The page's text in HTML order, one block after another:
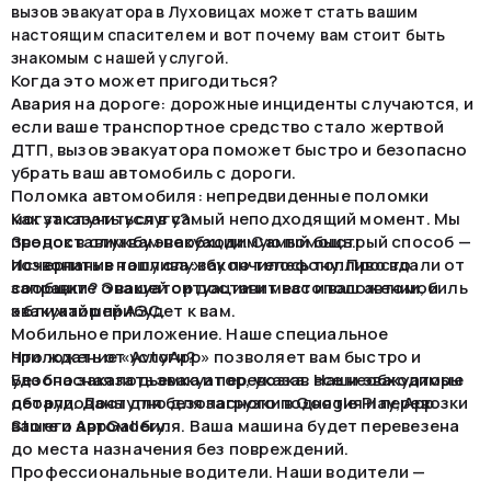
вызов эвакуатора в Луховицах может стать вашим
настоящим спасителем и вот почему вам стоит быть
знакомым с нашей услугой.
Когда это может пригодиться?
Авария на дороге: дорожные инциденты случаются, и
если ваше транспортное средство стало жертвой
ДТП, вызов эвакуатора поможет быстро и безопасно
убрать ваш автомобиль с дороги.
Поломка автомобиля: непредвиденные поломки
могут случиться в самый неподходящий момент. Мы
предоставим вам необходимую помощь.
Исчерпание топлива: закончилось топливо вдали от
заправки? Эвакуатор доставит вас и ваш автомобиль
к ближайшей АЗС.
Как заказать услугу?
Звонок в службу эвакуации. Самый быстрый способ —
позвонить в нашу службу по телефону. Просто
сообщите о вашей ситуации и местоположении, и
эвакуатор прибудет к вам.
Мобильное приложение. Наше специальное
приложение «AvtoApp» позволяет вам быстро и
удобно заказать эвакуатор, указав все необходимые
детали. Доступно для загрузки в Google Play, App
Store и AppGallery.
Что ждать от услуги?
Безопасная подъемка и перевозка. Наши эвакуаторы
оборудованы для безопасного поднятия и перевозки
вашего автомобиля. Ваша машина будет перевезена
до места назначения без повреждений.
Профессиональные водители. Наши водители —